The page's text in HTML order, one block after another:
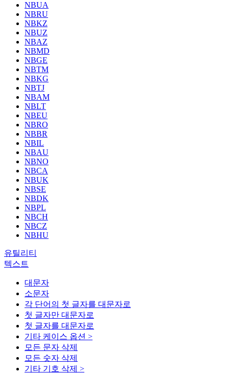
NBUA
NBRU
NBKZ
NBUZ
NBAZ
NBMD
NBGE
NBTM
NBKG
NBTJ
NBAM
NBLT
NBEU
NBRO
NBBR
NBIL
NBAU
NBNO
NBCA
NBUK
NBSE
NBDK
NBPL
NBCH
NBCZ
NBHU
유틸리티
텍스트
대문자
소문자
각 단어의 첫 글자를 대문자로
첫 글자만 대문자로
첫 글자를 대문자로
기타 케이스 옵션 >
모든 문자 삭제
모든 숫자 삭제
기타 기호 삭제 >